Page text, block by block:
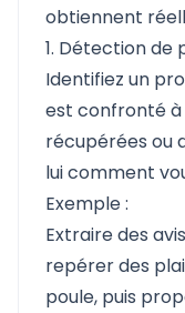
obtiennent
1. Détection de
Identifiez un
est confronté à
récupérées ou
lui comment
Exemple :
Extraire des
repérer des
poule, puis